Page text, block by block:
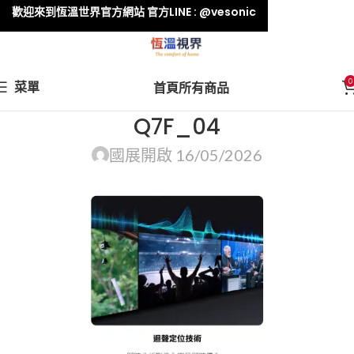
菜單 首頁所有商品 0
Q7F_04
國展開啟 16/05/2026
歡迎來到恆溫世界官方網站 官方LINE : @vesonic